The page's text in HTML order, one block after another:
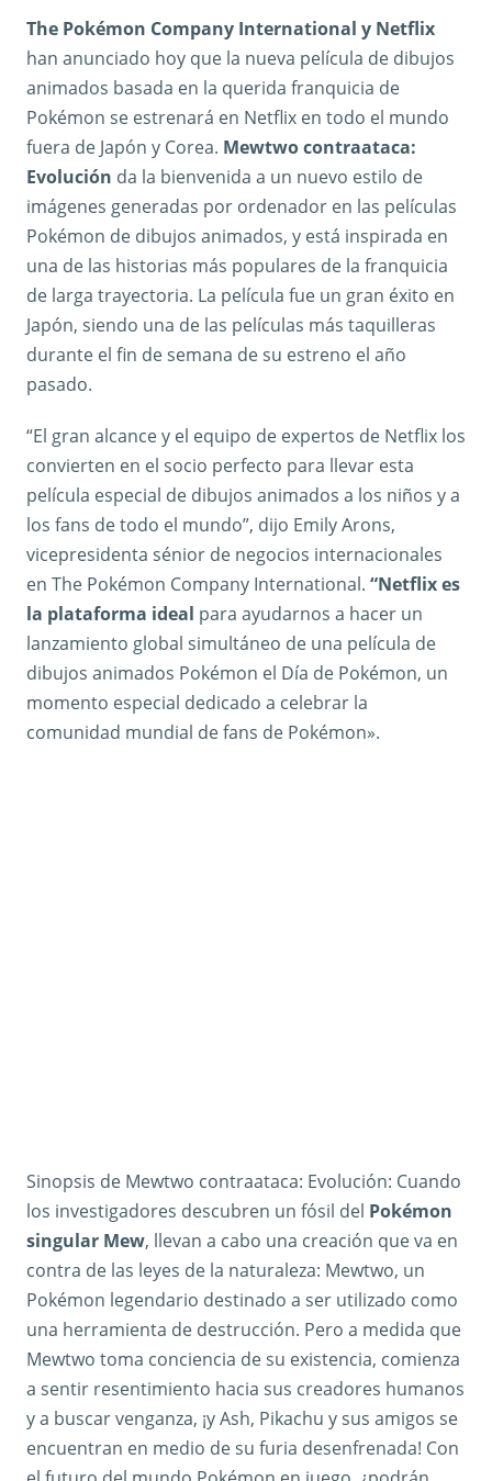
The Pokémon Company International y Netflix
han anunciado hoy que la nueva película de dibujos
animados basada en la querida franquicia de
Pokémon se estrenará en Netflix en todo el mundo
fuera de Japón y Corea. Mewtwocontraataca:
Evolución da la bienvenida a un nuevo estilo de
imágenes generadas por ordenador en las películas
Pokémon de dibujos animados, y está inspirada en
una de las historias más populares de la franquicia
de larga trayectoria. La película fue un gran éxito en
Japón, siendo una de las películas más taquilleras
durante el fin de semana de su estreno el año
pasado.
“El gran alcance y el equipo de expertos de Netflix los
convierten en el socio perfecto para llevar esta
película especial de dibujos animados a los niños y a
los fans de todo el mundo”, dijo Emily Arons,
vicepresidenta sénior de negocios internacionales
en The Pokémon Company International. “Netflix es
la plataforma ideal para ayudarnos a hacer un
lanzamiento global simultáneo de una película de
dibujos animados Pokémon el Día de Pokémon, un
momento especial dedicado a celebrar la
comunidad mundial de fans de Pokémon».
Sinopsis de Mewtwo contraataca: Evolución: Cuando
los investigadores descubren un fósil del Pokémon
singular Mew, llevan a cabo una creación que va en
contra de las leyes de la naturaleza: Mewtwo, un
Pokémon legendario destinado a ser utilizado como
una herramienta de destrucción. Pero a medida que
Mewtwo toma conciencia de su existencia, comienza
a sentir resentimiento hacia sus creadores humanos
y a buscar venganza, ¡y Ash, Pikachu y sus amigos se
encuentran en medio de su furia desenfrenada! Con